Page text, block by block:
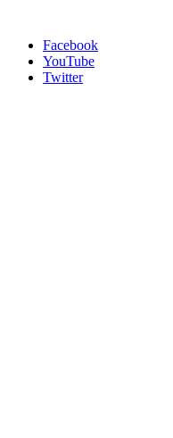
Facebook
YouTube
Twitter